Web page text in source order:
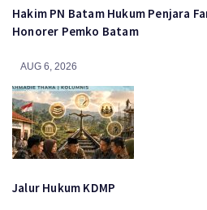
Hakim PN Batam Hukum Penjara
Honorer Pemko Batam
AUG 6, 2026
Jalur Hukum KDMP